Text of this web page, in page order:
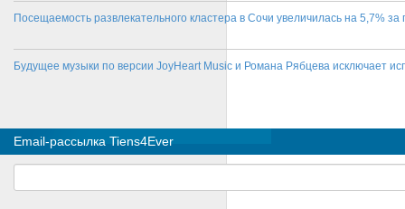
Посещаемость развлекательного кластера в Сочи увеличилась на 5,7% за
Будущее музыки по версии JoyHeart Music и Романа Рябцева исключает
Email-рассылка Tiens4Ever